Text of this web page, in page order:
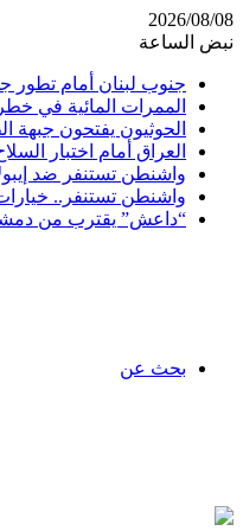
2026/08/08
نبض الساعة
جنوب لبنان أمام تطور
الممرات المائية في
الحوثيون يفتحون
العراق أمام اختبار
واشنطن تستنفر ضد
واشنطن تستنفر..
“داعش” يقترب من
بحث عن